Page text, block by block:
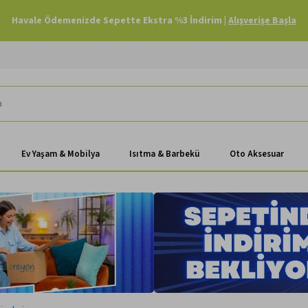
Havale Ödemenizde Sepette Ekstra %3 İndirim | Alışverişe Başla
Ev Yaşam & Mobilya Isıtma & Barbekü Oto Aksesuar